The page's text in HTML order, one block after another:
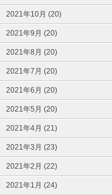
2021年10月 (20)
2021年9月 (20)
2021年8月 (20)
2021年7月 (20)
2021年6月 (20)
2021年5月 (20)
2021年4月 (21)
2021年3月 (23)
2021年2月 (22)
2021年1月 (24)